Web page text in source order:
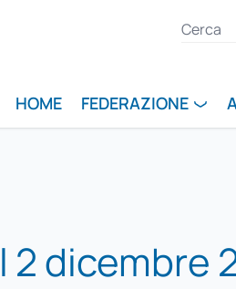
HOME FEDERAZIONE
2 dicembre